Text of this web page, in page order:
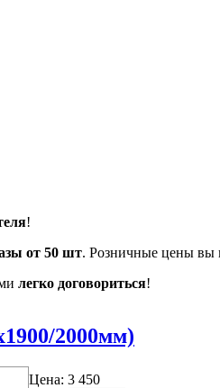
!
от 50 шт. Розничные цены вы
легко договориться!
2000мм)
Цена: 3 450